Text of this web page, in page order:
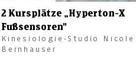
2 Kursplätze „Hyperton-X
Fußsensoren"
Kinesiologie-Studio Nicole
Bernhauser